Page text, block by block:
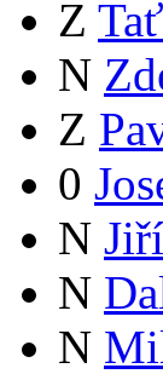
Z
N
Z
0
N
N
N